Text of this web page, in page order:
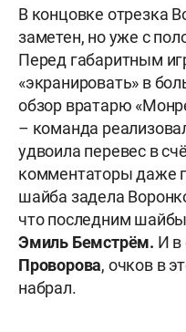
В концовке отрезка
заметен, но уже с
Перед габаритным
«экранировать» в
обзор вратарю
– команда
удвоила перевес в
комментаторы даже
шайба задела
что последним
Эмиль Бемстрём. И в
Проворова, очков в
набрал.